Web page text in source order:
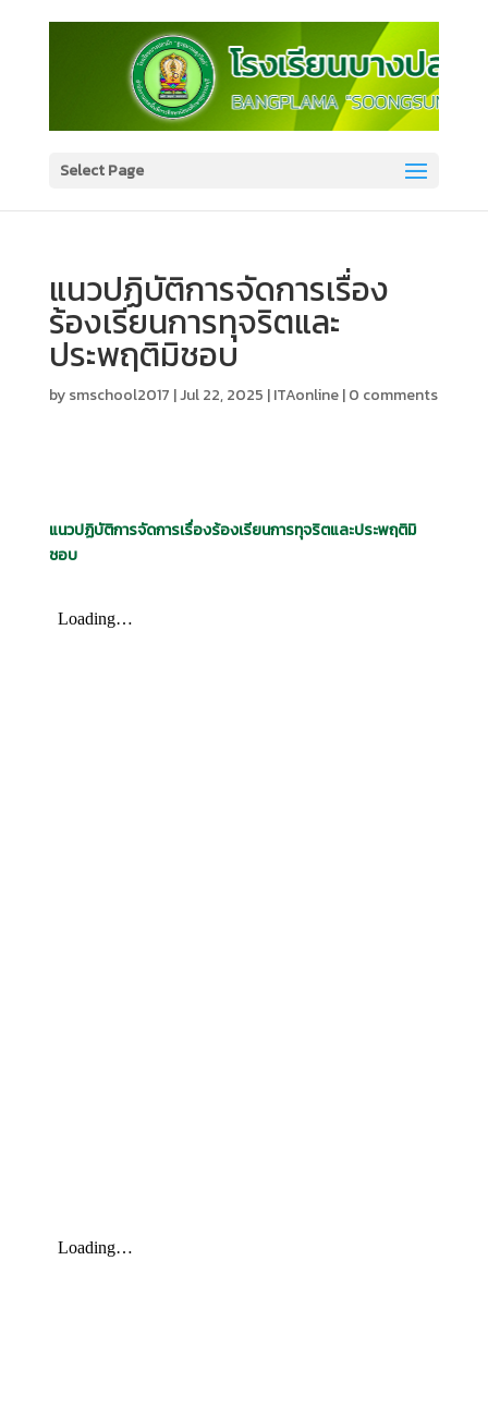
Select Page
แนวปฏิบัติการจัดการเรื่อง
ร้องเรียนการทุจริตและ
ประพฤติมิชอบ
bysmschool2017 |Jul 22, 2025 |ITAonline|0 comments
แนวปฏิบัติการจัดการเรื่องร้องเรียนการทุจริตและประพฤติมิ
ชอบ